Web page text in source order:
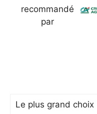
recommandé
par
Le plus grand choix